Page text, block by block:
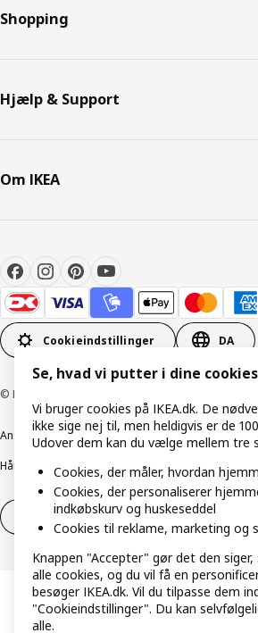
Shopping
Hjælp & Support
Om IKEA
Cookieindstillinger DA
© Inter IKEA Systems B.V. 1999-2026
Ansvarlig rapporteringCookiepolitikDigital
Håndtering af persondata
Salgs- og
Fortryd dit køb Fortryd dit køb af
Se, hvad vi putter i dine cookies
Vi bruger cookies på IKEA.dk. De
ikke sige nej til, men heldigvis er de
Udover dem kan du vælge mellem tre
Cookies, der måler, hvordan
Cookies, der personaliserer
indkøbskurv og huskeseddel
Cookies til reklame, marketing og
Knappen "Accepter" gør det den
alle cookies, og du vil få en
besøger IKEA.dk. Vil du tilpasse dem
"Cookieindstillinger". Du kan
alle.